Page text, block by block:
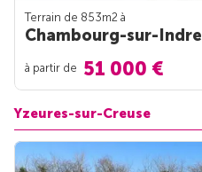
Terrain de 853m2 à
Chambourg-sur-Indre
à partir de 51 000 €
Yzeures-sur-Creuse